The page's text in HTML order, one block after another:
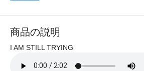
商品の説明
I AM STILL TRYING